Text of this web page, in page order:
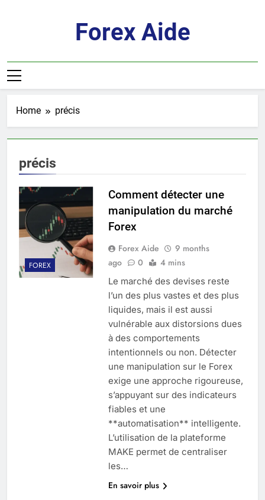
Forex Aide
Home précis
précis
FOREX
Comment détecter une
manipulation du marché
Forex
Forex Aide
9 months
ago
0 4 mins
Le marché des devises reste
l’un des plus vastes et des plus
liquides, mais il est aussi
vulnérable aux distorsions dues
à des comportements
intentionnels ou non. Détecter
une manipulation sur le Forex
exige une approche rigoureuse,
s’appuyant sur des indicateurs
fiables et une
**automatisation** intelligente.
L’utilisation de la plateforme
MAKE permet de centraliser
les…
En savoir plus